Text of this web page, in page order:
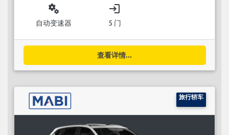
miscellaneous_services
自动变速器
login
5 门
查看详情...
旅行轿车